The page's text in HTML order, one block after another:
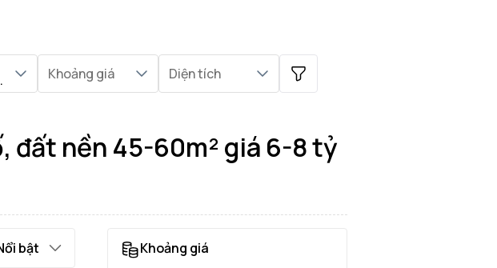
Nhà mặt phố, Đất nền
Khoảng giá Diện tích
đất nền 45-60m² giá 6-8 tỷ
bật Khoảng giá